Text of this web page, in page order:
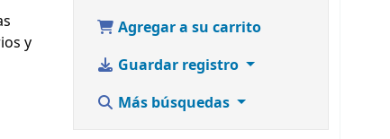
y
Agregar a su carrito
Guardar registro
Más búsquedas